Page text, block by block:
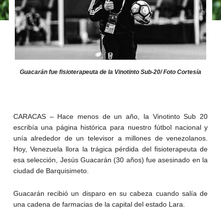
Guacarán fue fisioterapeuta de la Vinotinto Sub-20/ Foto Cortesía
CARACAS – Hace menos de un año, la Vinotinto Sub 20
escribía una página histórica para nuestro fútbol nacional y
unía alrededor de un televisor a millones de venezolanos.
Hoy, Venezuela llora la trágica pérdida del fisioterapeuta de
esa selección, Jesús Guacarán (30 años) fue asesinado en la
ciudad de Barquisimeto.
Guacarán recibió un disparo en su cabeza cuando salía de
una cadena de farmacias de la capital del estado Lara.